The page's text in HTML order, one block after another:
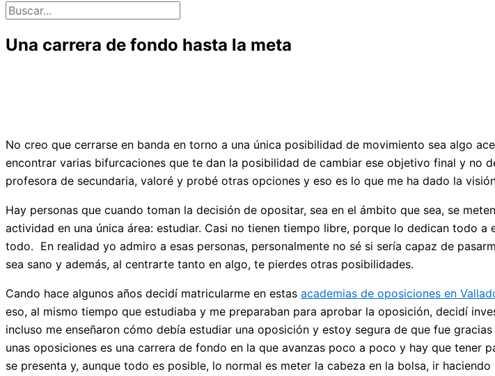
Una carrera de fondo hasta la meta
No creo que cerrarse en banda en torno a una única posibilidad de movimiento sea algo
encontrar varias bifurcaciones que te dan la posibilidad de cambiar ese objetivo final y no
profesora de secundaria, valoré y probé otras opciones y eso es lo que me ha dado la
Hay personas que cuando toman la decisión de opositar, sea en el ámbito que sea, se
actividad en una única área: estudiar. Casi no tienen tiempo libre, porque lo dedican todo
todo. En realidad yo admiro a esas personas, personalmente no sé si sería capaz de
sea sano y además, al centrarte tanto en algo, te pierdes otras posibilidades.
Cando hace algunos años decidí matricularme en estas academias de oposiciones en
eso, al mismo tiempo que estudiaba y me preparaban para aprobar la oposición, decidí
incluso me enseñaron cómo debía estudiar una oposición y estoy segura de que fue
unas oposiciones es una carrera de fondo en la que avanzas poco a poco y hay que tener
se presenta y, aunque todo es posible, lo normal es meter la cabeza en la bolsa, ir